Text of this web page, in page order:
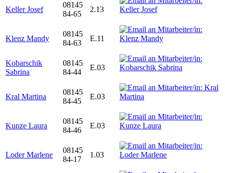
Keller Josef
08145
84-65
2.13
Klenz Mandy
08145
84-63
E.11
Kobarschik
Sabrina
08145
84-44
E.03
Kral Martina
08145
84-45
E.03
Kunze Laura
08145
84-46
E.03
Loder Marlene
08145
84-17
1.03